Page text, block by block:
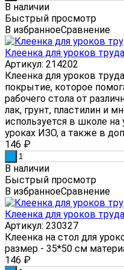
В наличии
Быстрый просмотр
В избранноеСравнение
Клеенка для уроков
Артикул: 214202
Клеенка для уроков
покрытие, которое
рабочего стола от
лак, грунт, пластилин и
используется в школе на
уроках ИЗО, а также в
146 ₽
В наличии
Быстрый просмотр
В избранноеСравнение
Клеенка для уроков
Артикул: 230327
Клеенка на стол для
размер - 35*50 см
146 ₽